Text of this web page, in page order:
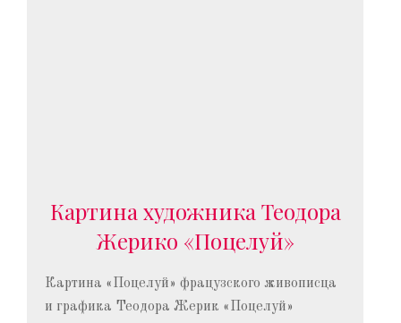
Картина художника Теодора
Жерико «Поцелуй»
Картина «Поцелуй» фрацузского живописца
и графика Теодора Жерик «Поцелуй»